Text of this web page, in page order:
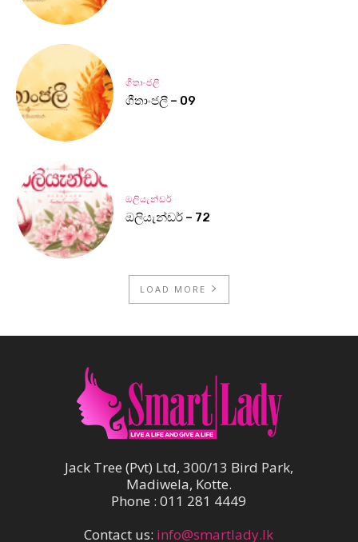
ගීතාංජලී
ගීතාංජලී – 09
ඔලියැන්ඩර්
ඔලියැන්ඩර් – 72
LOAD MORE
Jack Tree (Pvt) Ltd, 300/13 Bird Park,
Madiwela, Kotte.
Phone : 011 281 4449
Contact us: info@smartlady.lk